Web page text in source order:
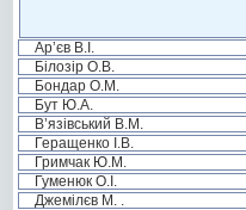
Ар’єв В.І.
Білозір О.В.
Бондар О.М.
Бут Ю.А.
В’язівський В.М.
Геращенко І.В.
Гримчак Ю.М.
Гуменюк О.І.
Джемілєв М. .